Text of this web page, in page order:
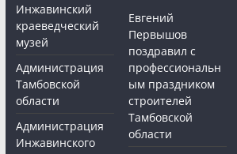
Инжавинский
краеведческий
музей
Администрация
Тамбовской
области
Администрация
Инжавинского
Евгений
Первышов
поздравил с
профессиональн
ым праздником
строителей
Тамбовской
области